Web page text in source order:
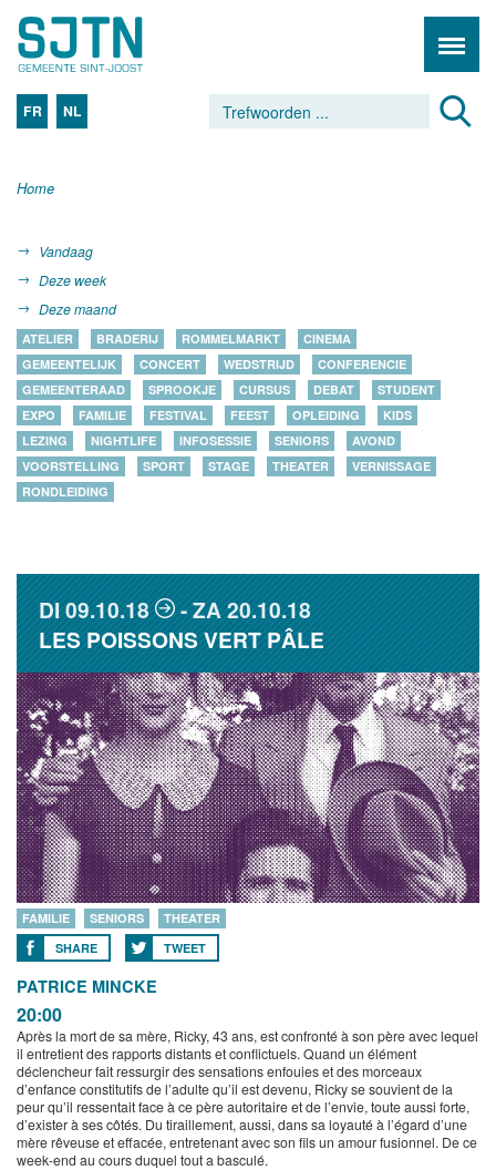
FR NL
Home
Vandaag
Deze week
Deze maand
ATELIER BRADERIJ ROMMELMARKT
CINEMA
GEMEENTELIJK
CONCERT WEDSTRIJD
CONFERENCIE
GEMEENTERAAD
SPROOKJE CURSUS DEBAT
STUDENT
EXPO
FAMILIE FESTIVAL FEEST OPLEIDING
KIDS
LEZING
NIGHTLIFE INFOSESSIE SENIORS
AVOND
VOORSTELLING
SPORT STAGE THEATER
VERNISSAGE
RONDLEIDING
DI09.10.18 ZA20.10.18
LES POISSONS VERT PÂLE
FAMILIE SENIORS
THEATER
SHARE
TWEET
PATRICE MINCKE
20:00
Après la mort de sa mère, Ricky, 43 ans, est confronté à son père avec lequel
il entretient des rapports distants et conflictuels. Quand un élément
déclencheur fait ressurgir des sensations enfouies et des morceaux
d’enfance constitutifs de l’adulte qu’il est devenu, Ricky se souvient de la
peur qu’il ressentait face à ce père autoritaire et de l’envie, toute aussi forte,
d’exister à ses côtés. Du tiraillement, aussi, dans sa loyauté à l’égard d’une
mère rêveuse et effacée, entretenant avec son fils un amour fusionnel. De ce
week-end au cours duquel tout a basculé.